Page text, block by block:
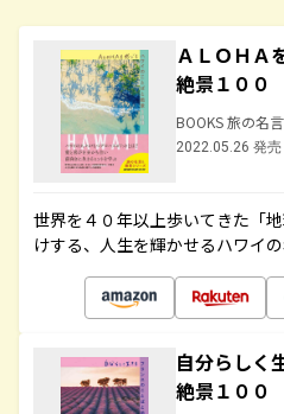
ＡＬＯＨＡ
絶景１００
BOOKS 旅の名
2022.05.26 発売
世界を４０年以上歩いてきた「
けする、人生を輝かせるハワイ
自分らしく
絶景１００